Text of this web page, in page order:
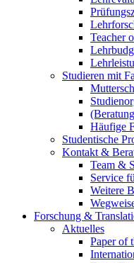
Teacher
Studieren mit
Häufige
Studentische
Kontakt &
Team &
Service
Weitere
Forschung &
Aktuelles
Paper of